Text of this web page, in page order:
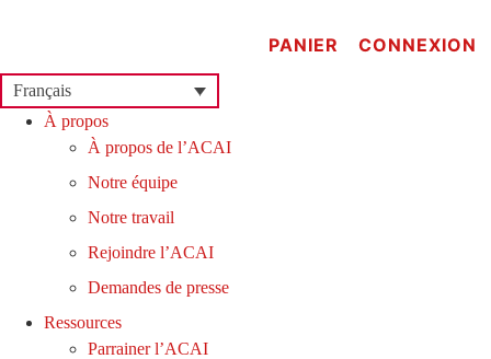
PANIER CONNEXION
Français
À propos
À propos de l’ACAI
Notre équipe
Notre travail
Rejoindre l’ACAI
Demandes de presse
Ressources
Parrainer l’ACAI